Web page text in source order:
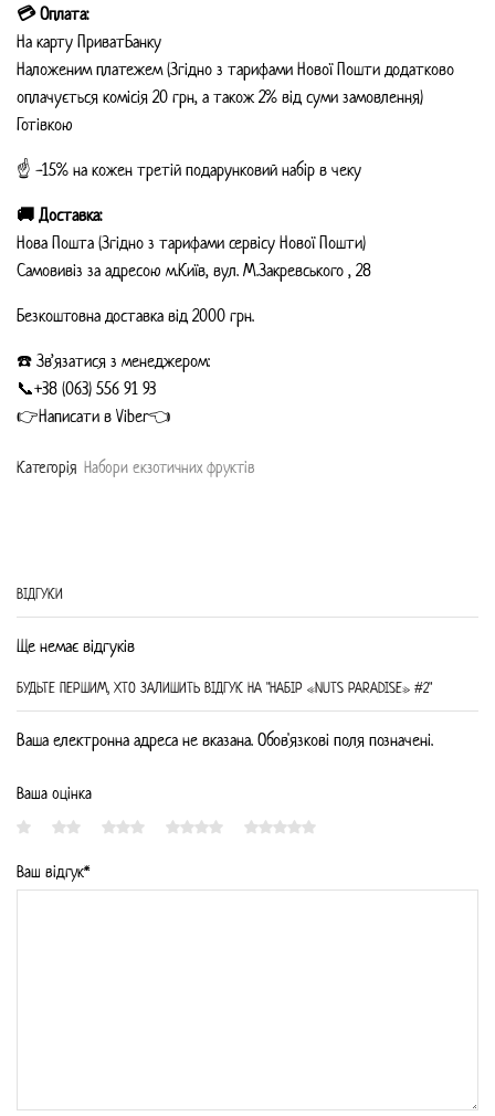
💳 Оплата:
На карту ПриватБанку
Наложеним платежем (Згідно з тарифами Нової Пошти додатково
оплачується комісія 20 грн, а також 2% від суми замовлення)
Готівкою
☝️ -15% на кожен третій подарунковий набір в чеку
🚚 Доставка:
Нова Пошта (Згідно з тарифами сервісу Нової Пошти)
Самовивіз за адресою м.Київ, вул. М.Закревського , 28
Безкоштовна доставка від 2000 грн.
☎️ Зв’язатися з менеджером:
📞+38 (063) 556 91 93
👉Написати в Viber👈
Категорiя Набори екзотичних фруктів
ВIДГУКИ
Ще немає відгуків
БУДЬТЕ ПЕРШИМ, ХТО ЗАЛИШИТЬ ВIДГУК НА "НАБІР «NUTS PARADISE» #2"
Ваша електронна адреса не вказана. Обов'язкові поля позначені.
Ваша оцінка
Ваш відгук*